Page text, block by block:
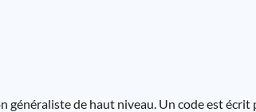
de haut niveau. Un code est